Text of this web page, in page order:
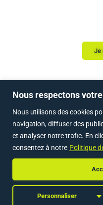
Nous respectons
Nous utilisons des cookies
navigation, diffuser des
et analyser notre trafic. En
consentez à notre Politique
Personnaliser
Je
ACCUEIL
NOS FORMATIONS IMMOBILIER &
NOUS